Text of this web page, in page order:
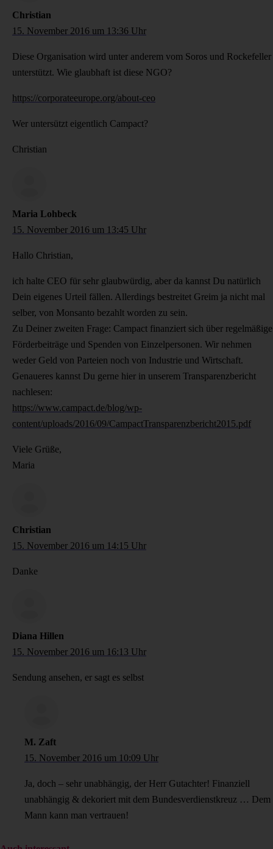
Christian
15. November 2016 um 13:36 Uhr
Diese Organisation wird unter anderem vom Soros und Rockefeller
unterstützt. Wie glaubhaft ist diese NGO?
https://corporateeurope.org/about-ceo
Wer untersützt eigentlich Campact?
Christian
Maria Lohbeck
15. November 2016 um 13:45 Uhr
Hallo Christian,
ich halte CEO für sehr glaubwürdig, aber da kannst Du natürlich
Dein eigenes Urteil fällen. Allerdings bestreitet Greim ja nicht mal
selber, von Monsanto bezahlt worden zu sein.
Zu Deiner zweiten Frage: Campact finanziert sich über regelmäßige
Förderbeiträge und Spenden von Einzelpersonen. Wir nehmen
weder Geld von Parteien noch von Industrie und Wirtschaft.
Genaueres kannst Du gerne hier in unserem Transparenzbericht
nachlesen:
https://www.campact.de/blog/wp-
content/uploads/2016/09/CampactTransparenzbericht2015.pdf
Viele Grüße,
Maria
Christian
15. November 2016 um 14:15 Uhr
Danke
Diana Hillen
15. November 2016 um 16:13 Uhr
Sendung ansehen, er sagt es selbst
M. Zaft
15. November 2016 um 10:09 Uhr
Ja, doch – sehr unabhängig, der Herr Gutachter! Finanziell
unabhängig & dekoriert mit dem Bundesverdienstkreuz … Dem
Mann kann man vertrauen!